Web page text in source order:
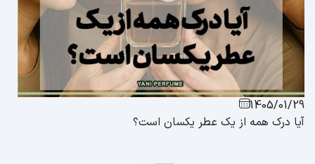
1405/01/29
آیا درک همه از یک عطر یکسان است؟